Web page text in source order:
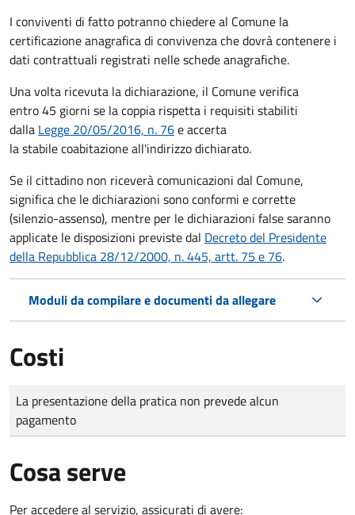
I conviventi di fatto potranno chiedere al Comune la
certificazione anagrafica di convivenza che dovrà contenere i
dati contrattuali registrati nelle schede anagrafiche.
Una volta ricevuta la dichiarazione, il Comune verifica
entro 45 giorni se la coppia rispetta i requisiti stabiliti
dalla Legge 20/05/2016, n. 76e accerta
la stabile coabitazione all'indirizzo dichiarato.
Se il cittadino non riceverà comunicazioni dal Comune,
significa che le dichiarazioni sono conformi e corrette
(silenzio-assenso), mentre per le dichiarazioni false saranno
applicate le disposizioni previste dal Decreto del Presidente
della Repubblica 28/12/2000, n. 445, artt. 75 e 76.
Moduli da compilare e documenti da allegare
Costi
Tipo di pagamento
Importo
La presentazione della pratica non prevede alcun
pagamento
Cosa serve
Per accedere al servizio, assicurati di avere: